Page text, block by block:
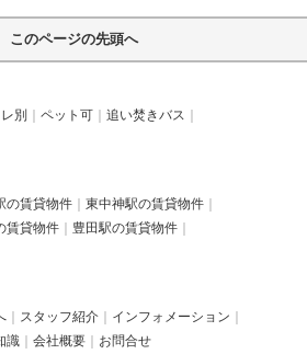
このページの先頭へ
別 ペット可
追い焚きバス
の賃貸物件
東中神駅の賃貸物件
賃貸物件
豊田駅の賃貸物件
スタッフ紹介
インフォメーション
識 会社概要 お問合せ